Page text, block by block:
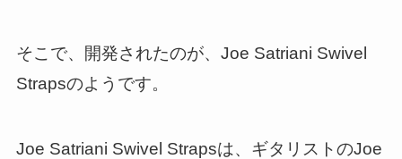
そこで、開発されたのが、Joe Satriani Swivel
Strapsのようです。
Joe Satriani Swivel Strapsは、ギタリストのJoe